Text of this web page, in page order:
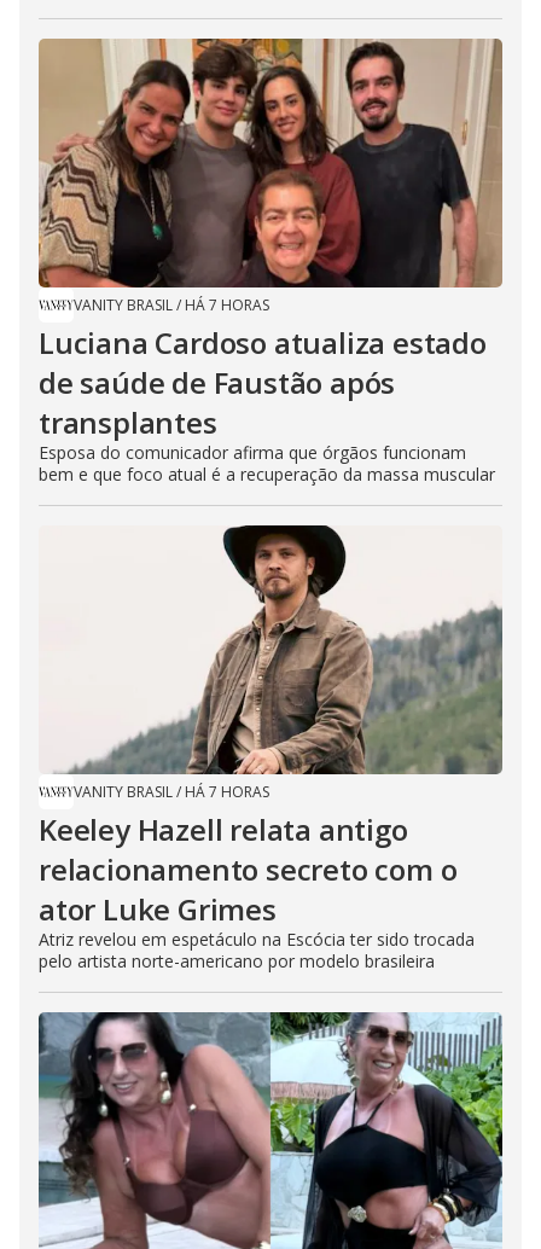
VANITY BRASIL/ HÁ 7 HORAS
Luciana Cardoso atualiza estado
de saúde de Faustão após
transplantes
Esposa do comunicador afirma que órgãos funcionam
bem e que foco atual é a recuperação da massa muscular
VANITY BRASIL/ HÁ 7 HORAS
Keeley Hazell relata antigo
relacionamento secreto com o
ator Luke Grimes
Atriz revelou em espetáculo na Escócia ter sido trocada
pelo artista norte-americano por modelo brasileira